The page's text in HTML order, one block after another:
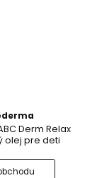
Derm Relax
olej pre deti